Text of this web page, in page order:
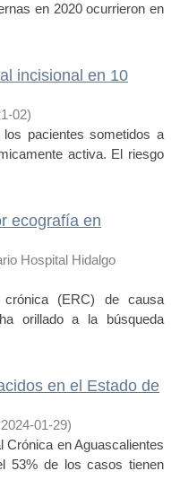
en 2020 ocurrieron en
incisional en 10
02)
pacientes sometidos a
activa. El riesgo
ecografía en
Hospital Hidalgo
crónica (ERC) de causa
orillado a la búsqueda
en el Estado de
2024-01-29)
Crónica en Aguascalientes
53% de los casos tienen